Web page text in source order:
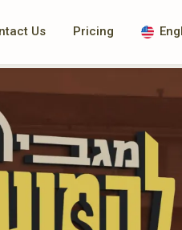
Us Pricing